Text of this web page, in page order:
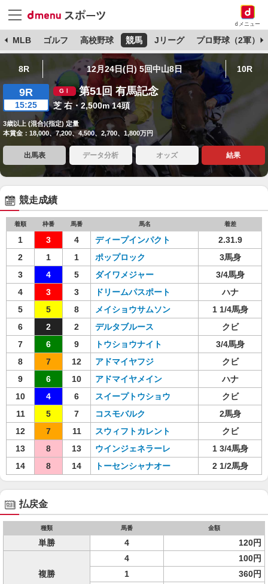
dメニュー
MLB ゴルフ 高校野球 競馬 Jリーグ プロ野球（2軍）
8R 12月24日(日) 5回中山8日 10R
9R
15:25
第51回 有馬記念
芝 右・2,500m 14頭
3歳以上 (混合)(指定) 定量
本賞金：18,000、7,200、4,500、2,700、1,800万円
出馬表 データ分析 オッズ 結果
競走成績
着順 枠番 馬番 馬名 着差
1 3 4 ディープインパクト
2.31.9
2
1 1 ポップロック
3馬身
3
4 5 ダイワメジャー
3/4馬身
4
3 3 ドリームパスポート
ハナ
5
5 8 メイショウサムソン
1 1/4馬身
6
2 2 デルタブルース
クビ
7
6 9 トウショウナイト
3/4馬身
8
7 12 アドマイヤフジ
クビ
9
6 10 アドマイヤメイン
ハナ
10
4 6 スイープトウショウ
クビ
11
5 7 コスモバルク
2馬身
12
7 11 スウィフトカレント
クビ
13
8 13 ウインジェネラーレ
1 3/4馬身
14
8 14 トーセンシャナオー 2 1/2馬身
払戻金
種類 馬番 金額
単勝 4 120円
複勝
4
100円
1
360円